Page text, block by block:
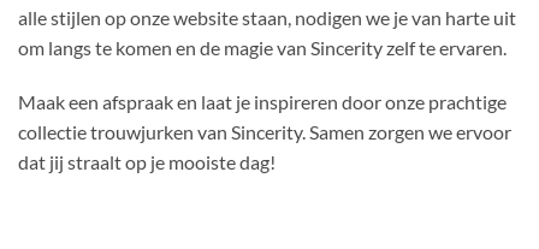
alle stijlen op onze website staan, nodigen we je van harte uit
om langs te komen en de magie van Sincerity zelf te ervaren.
Maak een afspraak en laat je inspireren door onze prachtige
collectie trouwjurken van Sincerity. Samen zorgen we ervoor
dat jij straalt op je mooiste dag!